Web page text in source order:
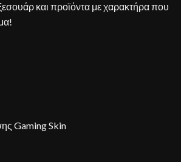
και προϊόντα με χαρακτήρα που
Gaming Skin